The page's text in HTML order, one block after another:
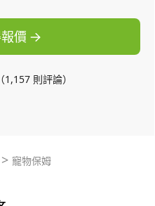
價
（1,157 則評論）
> 寵物保姆